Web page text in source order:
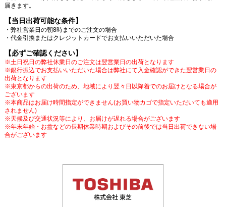
届きます。
【当日出荷可能な条件】
・弊社営業日の朝8時までのご注文の場合
・代金引換またはクレジットカードでお支払いいただいた場合
【必ずご確認ください】
※土日祝日の弊社休業日のご注文は翌営業日の出荷となります
※銀行振込でお支払いいただいた場合は弊社にて入金確認ができた翌営業日の
出荷となります
※東京都からの出荷のため、地域により翌々日以降着でのお届けとなる場合が
ございます
※本商品はお届け時間指定ができません(お買い物カゴで指定いただいても適用
されません)
※天候及び交通状況等により、お届けが遅れる場合がございます
※年末年始・お盆などの長期休業時期およびその前後では当日出荷できない場
合がございます